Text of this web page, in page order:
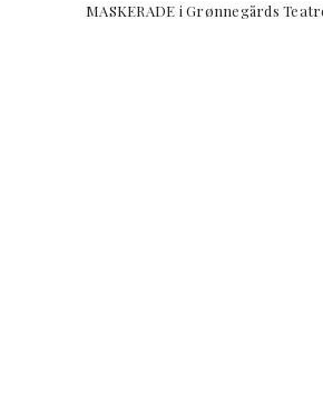
MASKERADE i Grønnegårds